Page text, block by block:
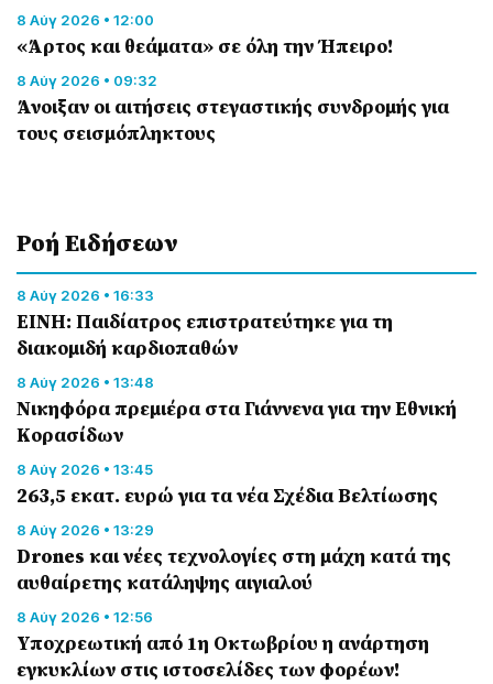
8 Αύγ 2026 • 12:00
«Άρτος και θεάματα» σε όλη την Ήπειρο!
8 Αύγ 2026 • 09:32
Άνοιξαν οι αιτήσεις στεγαστικής συνδρομής για
τους σεισμόπληκτους
Ροή Eιδήσεων
8 Αύγ 2026 • 16:33
ΕΙΝΗ: Παιδίατρος επιστρατεύτηκε για τη
διακομιδή καρδιοπαθών
8 Αύγ 2026 • 13:48
Nικηφόρα πρεμιέρα στα Γιάννενα για την Εθνική
Κορασίδων
8 Αύγ 2026 • 13:45
263,5 εκατ. ευρώ για τα νέα Σχέδια Βελτίωσης
8 Αύγ 2026 • 13:29
Drones και νέες τεχνολογίες στη μάχη κατά της
αυθαίρετης κατάληψης αιγιαλού
8 Αύγ 2026 • 12:56
Υποχρεωτική από 1η Οκτωβρίου η ανάρτηση
εγκυκλίων στις ιστοσελίδες των φορέων!